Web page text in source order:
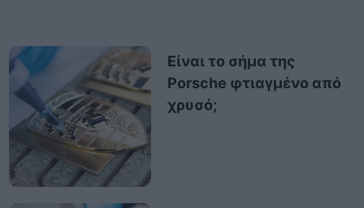
Είναι το σήμα της
Porsche φτιαγμένο από
χρυσό;